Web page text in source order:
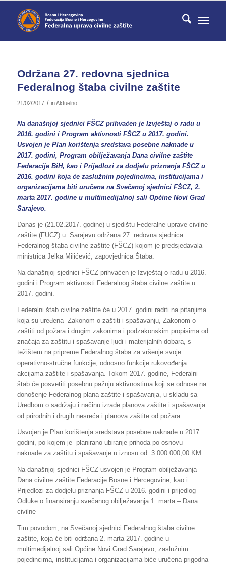
Održana 27. redovna sjednica
Federalnog štaba civilne zaštite
21/02/2017 / inAktuelno
Na današnjoj sjednici FŠCZ prihvaćen je Izvještaj o radu u
2016. godini i Program aktivnosti FŠCZ u 2017. godini.
Usvojen je Plan korištenja sredstava posebne naknade u
2017. godini, Program obilježavanja Dana civilne zaštite
Federacije BiH, kao i Prijedlozi za dodjelu priznanja FŠCZ u
2016. godini koja će zaslužnim pojedincima, institucijama i
organizacijama biti uručena na Svečanoj sjednici FŠCZ, 2.
marta 2017. godine u multimedijalnoj sali Općine Novi Grad
Sarajevo.
Danas je (21.02.2017. godine) u sjedištu Federalne uprave civilne
zaštite (FUCZ) u Sarajevu održana 27. redovna sjednica
Federalnog štaba civilne zaštite (FŠCZ) kojom je predsjedavala
ministrica Jelka Milićević, zapovjednica Štaba.
Na današnjoj sjednici FŠCZ prihvaćen je Izvještaj o radu u 2016.
godini i Program aktivnosti Federalnog štaba civilne zaštite u
2017. godini.
Federalni štab civilne zaštite će u 2017. godini raditi na pitanjima
koja su uređena Zakonom o zaštiti i spašavanju, Zakonom o
zaštiti od požara i drugim zakonima i podzakonskim propisima od
značaja za zaštitu i spašavanje ljudi i materijalnih dobara, s
težištem na pripreme Federalnog štaba za vršenje svoje
operativno-stručne funkcije, odnosno funkcije rukovođenja
akcijama zaštite i spašavanja. Tokom 2017. godine, Federalni
štab će posvetiti posebnu pažnju aktivnostima koji se odnose na
donošenje Federalnog plana zaštite i spašavanja, u skladu sa
Uredbom o sadržaju i načinu izrade planova zaštite i spašavanja
od prirodnih i drugih nesreća i planova zaštite od požara.
Usvojen je Plan korištenja sredstava posebne naknade u 2017.
godini, po kojem je planirano ubiranje prihoda po osnovu
naknade za zaštitu i spašavanje u iznosu od 3.000.000,00 KM.
Na današnjoj sjednici FŠCZ usvojen je Program obilježavanja
Dana civilne zaštite Federacije Bosne i Hercegovine, kao i
Prijedlozi za dodjelu priznanja FŠCZ u 2016. godini i prijedlog
Odluke o finansiranju svečanog obilježavanja 1. marta – Dana
civilne
Tim povodom, na Svečanoj sjednici Federalnog štaba civilne
zaštite, koja će biti održana 2. marta 2017. godine u
multimedijalnoj sali Općine Novi Grad Sarajevo, zaslužnim
pojedincima, institucijama i organizacijama biće uručena prigodna